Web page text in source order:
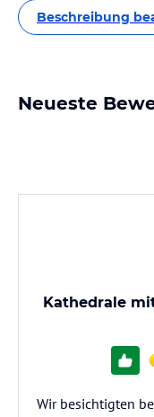
Beschreibung
Neueste
Kathedrale
Wir besichtigten